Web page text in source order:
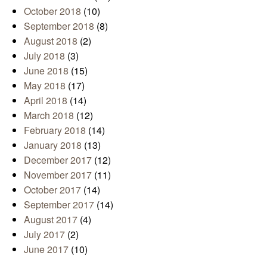
October 2018 (10)
September 2018 (8)
August 2018 (2)
July 2018 (3)
June 2018 (15)
May 2018 (17)
April 2018 (14)
March 2018 (12)
February 2018 (14)
January 2018 (13)
December 2017 (12)
November 2017 (11)
October 2017 (14)
September 2017 (14)
August 2017 (4)
July 2017 (2)
June 2017 (10)